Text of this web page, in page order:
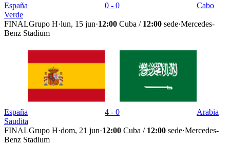
España 0 - 0
Cabo
Verde
FINALGrupo H·lun, 15 jun·12:00 Cuba / 12:00 sede·Mercedes-
Benz Stadium
España 4 - 0
Arabia
Saudita
FINALGrupo H·dom, 21 jun·12:00 Cuba / 12:00 sede·Mercedes-
Benz Stadium